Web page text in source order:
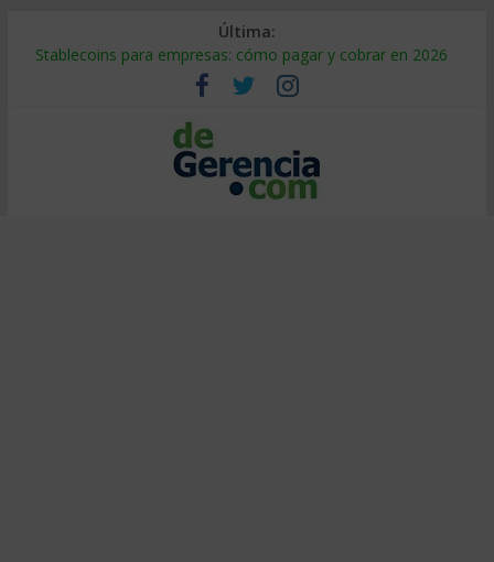
Última:
Stablecoins para empresas: cómo pagar y cobrar en 2026
Despido silencioso: qué es y por qué sale tan caro
IA en selección de personal: cómo auditarla a tiempo
Trabajo forzoso en la cadena de suministro: qué hacer
Mercado hispano de EE. UU.: cómo segmentarlo y venderle